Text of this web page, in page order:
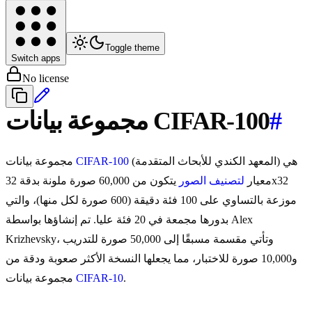
Switch apps
Toggle theme
No license
مجموعة بيانات CIFAR-100#
CIFAR-100 (المعهد الكندي للأبحاث المتقدمة) هي
معيار لتصنيف الصور
يتكون من 60,000 صورة ملونة بدقة 32x32
موزعة بالتساوي على 100 فئة دقيقة (600 صورة لكل منها)، والتي
بدورها مجمعة في 20 فئة عليا. تم إنشاؤها بواسطة Alex
Krizhevsky، وتأتي مقسمة مسبقًا إلى 50,000 صورة للتدريب
و10,000 صورة للاختبار، مما يجعلها النسخة الأكثر صعوبة ودقة من
CIFAR-10.